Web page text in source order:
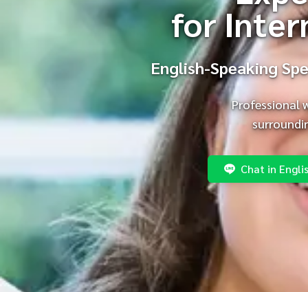
for
English-Speaking
Professional
Chat in